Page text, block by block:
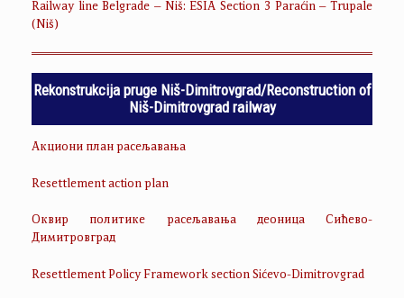
Railway line Belgrade – Niš: ESIA Section 3 Paraćin – Trupale
(Niš)
Rekonstrukcija pruge Niš-Dimitrovgrad/Reconstruction of
Niš-Dimitrovgrad railway
Акциони план расељавања
Resettlement action plan
Оквир политике расељавања деоница Сићево-
Димитровград
Resettlement Policy Framework section Sićevo-Dimitrovgrad